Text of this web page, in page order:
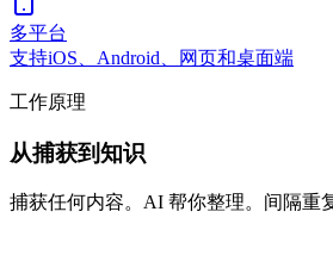
多平台
支持iOS、Android、网页和桌面端
工作原理
从捕获到知识
捕获任何内容。AI 帮你整理。间隔重